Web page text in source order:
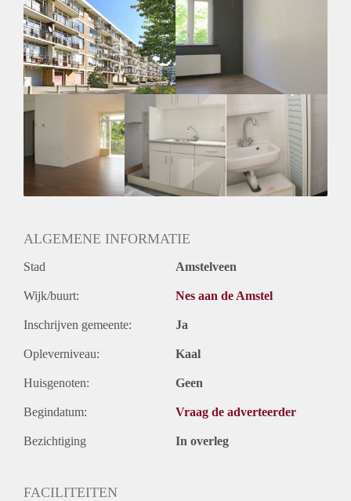
Niet mogelijk
Inkomen eis
2,8 X Maandhuur Bruto
Huurtermijn
Onbepaalde termijn
Oplevering
Kaal
ALGEMENE INFORMATIE
Stad Amstelveen
Wijk/buurt: Nes aan de Amstel
Inschrijven gemeente: Ja
Opleverniveau: Kaal
Huisgenoten: Geen
Begindatum: Vraag de adverteerder
Bezichtiging In overleg
FACILITEITEN